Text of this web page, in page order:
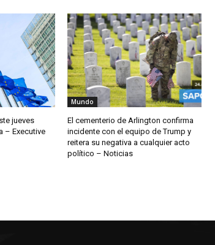
jueves
– Executive
Mundo
El cementerio de Arlington confirma
incidente con el equipo de Trump y
reitera su negativa a cualquier acto
político – Noticias